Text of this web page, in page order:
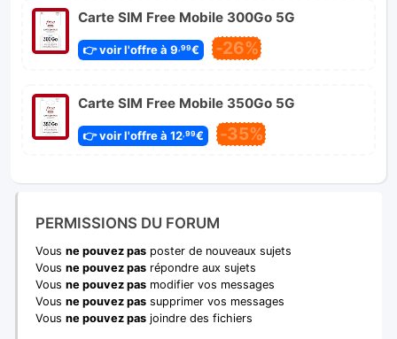
Carte SIM Free Mobile 300Go 5G
👉 voir l'offre à 9 ,99€ -26%
Carte SIM Free Mobile 350Go 5G
👉 voir l'offre à 12,99€ -35%
PERMISSIONS DU FORUM
Vous ne pouvez pas poster de nouveaux sujets
Vous ne pouvez pas répondre aux sujets
Vous ne pouvez pas modifier vos messages
Vous ne pouvez pas supprimer vos messages
Vous ne pouvez pas joindre des fichiers